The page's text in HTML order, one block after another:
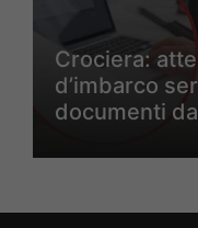
Crociera:
d’imbarco
documenti